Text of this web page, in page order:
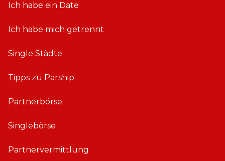
Ich habe ein Date
Ich habe mich getrennt
Single Städte
Tipps zu Parship
Partnerbörse
Singlebörse
Partnervermittlung